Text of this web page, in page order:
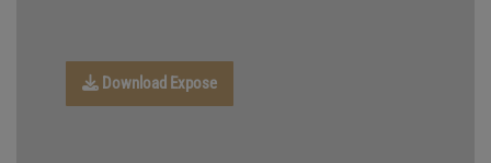
Download Expose